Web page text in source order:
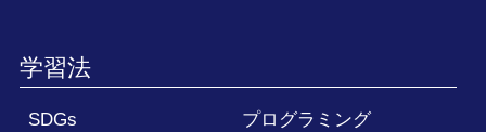
学習法
SDGs
プログラミング